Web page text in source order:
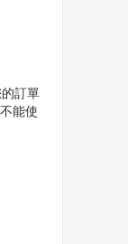
訂單
能使